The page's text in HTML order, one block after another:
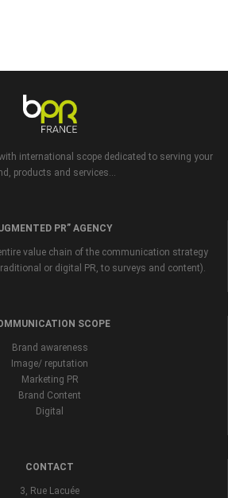
international scope dedicated to serving your
products and services...
PR” AGENCY
value chain of the communication strategy
or digital PR, to surveys and content).
SCOPE
Brand awareness
Image/ reputation
Marketing PR
Brand Content
Digital
CONTACT
3, Rue Lacuée